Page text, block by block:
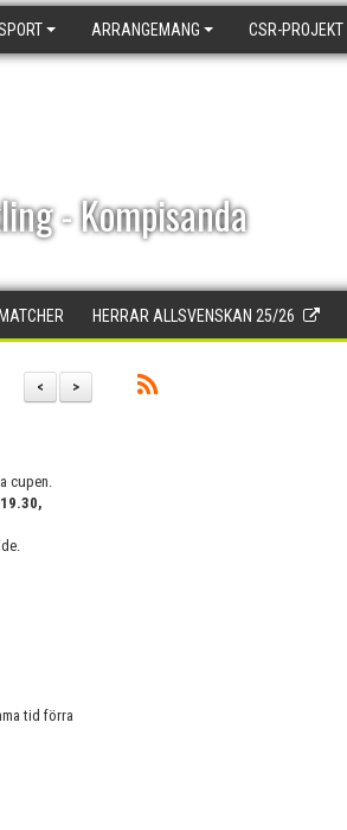
ARRANGEMANG CSR-PROJEKT
- Kompisanda
MATCHER HERRAR ALLSVENSKAN 25/26
>
<
cupen.
tid förra